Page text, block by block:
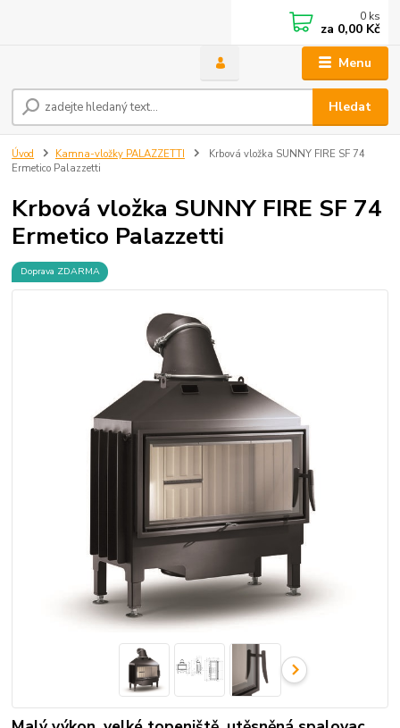
Menu
Hledat
0 ks
za 0,00 Kč
Úvod Kamna-vložky PALAZZETTI
Krbová vložka SUNNY FIRE SF 74
Ermetico Palazzetti
Krbová vložka SUNNY FIRE SF 74
Ermetico Palazzetti
Doprava ZDARMA